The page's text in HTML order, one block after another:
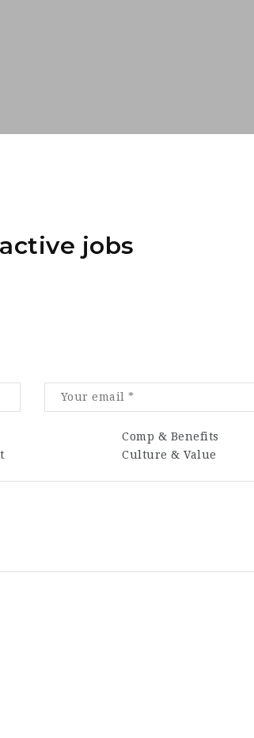
jobs
Comp & Benefits
Culture & Value